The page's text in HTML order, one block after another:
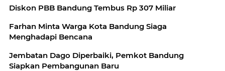
Diskon PBB Bandung Tembus Rp 307 Miliar
Farhan Minta Warga Kota Bandung Siaga
Menghadapi Bencana
Jembatan Dago Diperbaiki, Pemkot Bandung
Siapkan Pembangunan Baru